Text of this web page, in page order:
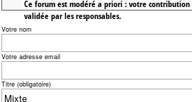
Ce forum est modéré a priori : votre contribution
validée par les responsables.
Votre nom
Votre adresse email
Titre (obligatoire)